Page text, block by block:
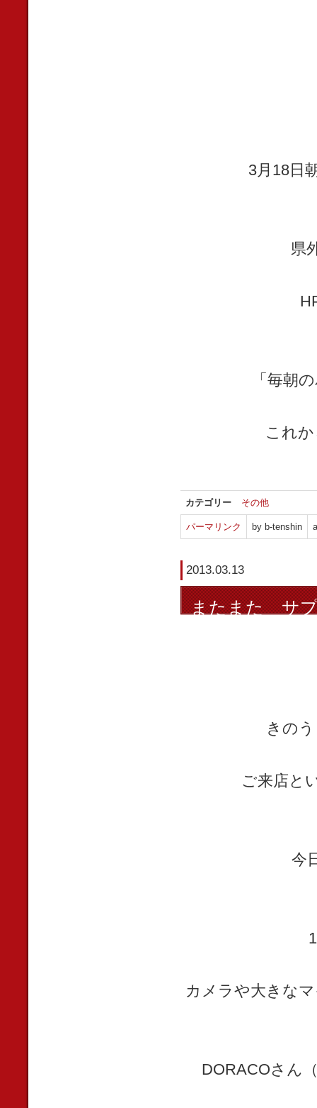
3月18日
県
「毎朝
これ
カテゴリー その他
パーマリンク by b-tenshin
2013.03.13
またまた サ
きの
ご来店と
今
カメラや大きな
DORACOさん